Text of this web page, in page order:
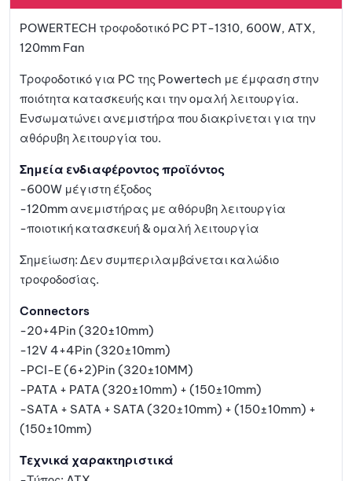
αγαπη
μένων
POWERTECH τροφοδοτικό PC PT-1310, 600W, ATX,
120mm Fan
Τροφοδοτικό για PC της Powertech με έμφαση στην
ποιότητα κατασκευής και την ομαλή λειτουργία.
Ενσωματώνει ανεμιστήρα που διακρίνεται για την
αθόρυβη λειτουργία του.
Σημεία ενδιαφέροντος προϊόντος
-600W μέγιστη έξοδος
-120mm ανεμιστήρας με αθόρυβη λειτουργία
-ποιοτική κατασκευή & ομαλή λειτουργία
Σημείωση: Δεν συμπεριλαμβάνεται καλώδιο
τροφοδοσίας.
Connectors
-20+4Pin (320±10mm)
-12V 4+4Pin (320±10mm)
-PCI-E (6+2)Pin (320±10MM)
-PATA + PATA (320±10mm) + (150±10mm)
-SATA + SATA + SATA (320±10mm) + (150±10mm) +
(150±10mm)
Τεχνικά χαρακτηριστικά